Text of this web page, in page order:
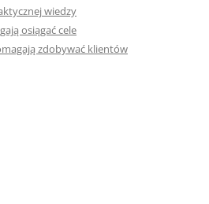
wiedzy
osiągać cele
zdobywać klientów